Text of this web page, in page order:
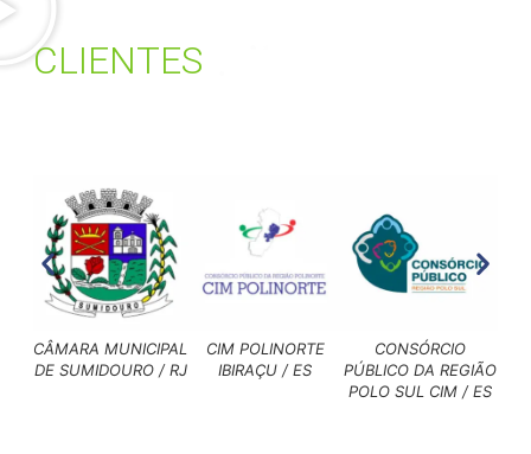
CLIENTES
CÂMARA MUNICIPAL
DE SUMIDOURO / RJ
CIM POLINORTE
IBIRAÇU / ES
CONSÓRCIO
PÚBLICO DA REGIÃO
POLO SUL CIM / ES